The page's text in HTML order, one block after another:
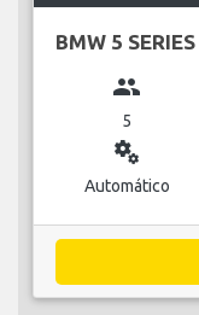
BMW 5 SERIES
group
5
miscellaneous_services
Automático